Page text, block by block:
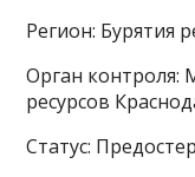
Регион: Бурятия
Орган контроля:
ресурсов
Статус: